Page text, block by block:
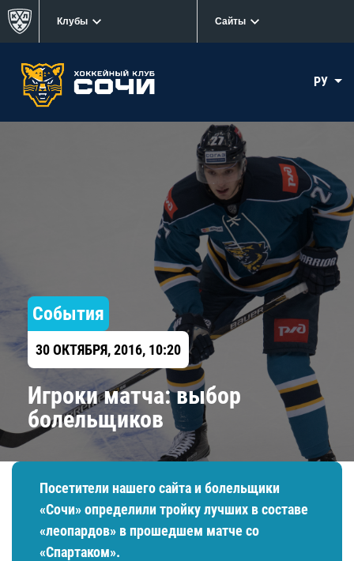
Клубы Сайты
РУ
События
30 ОКТЯБРЯ, 2016, 10:20
Игроки матча: выбор
болельщиков
Посетители нашего сайта и болельщики
«Сочи» определили тройку лучших в составе
«леопардов» в прошедшем матче со
«Спартаком».